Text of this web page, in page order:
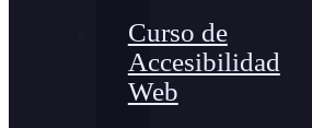
Curso de
Accesibilidad
Web